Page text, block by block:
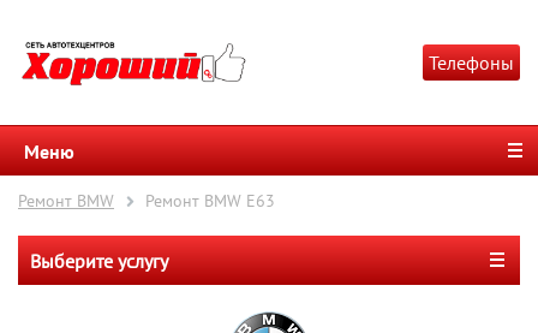
Телефоны
Меню
Ремонт BMW Ремонт BMW E63
Выберите услугу